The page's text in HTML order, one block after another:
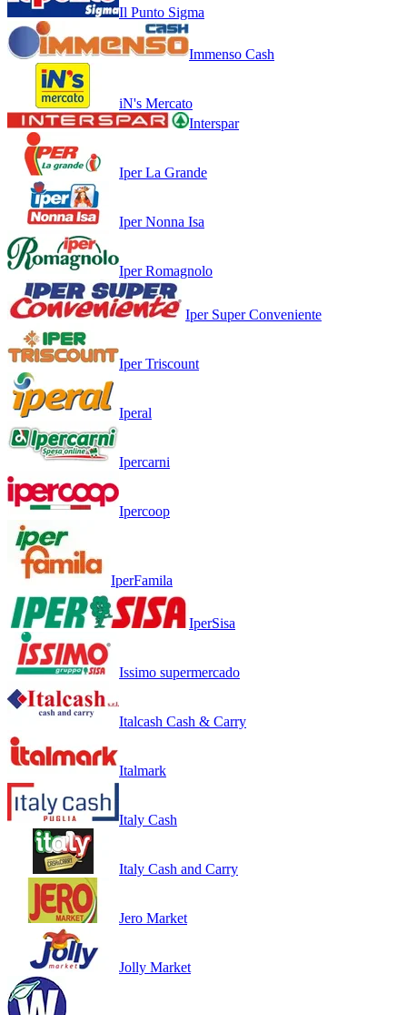
Il Punto Sigma
Immenso Cash
iN's Mercato
Interspar
Iper La Grande
Iper Nonna Isa
Iper Romagnolo
Iper Super Conveniente
Iper Triscount
Iperal
Ipercarni
Ipercoop
IperFamila
IperSisa
Issimo supermercado
Italcash Cash & Carry
Italmark
Italy Cash
Italy Cash and Carry
Jero Market
Jolly Market